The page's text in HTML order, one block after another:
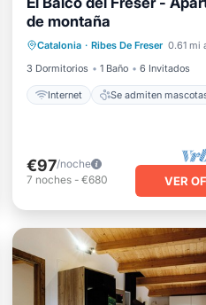
de montaña
Catalonia · Ribes De Freser 0.61 mi
3 Dormitorios
1 Baño 6 Invitados
Internet Se admiten
Internet
Apto para niños
€97/noche
7 noches- €680 VER